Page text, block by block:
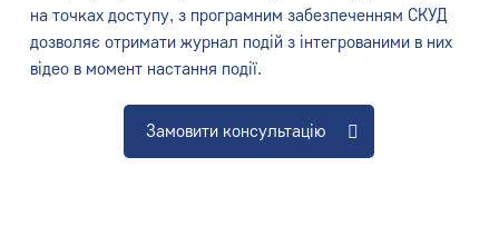
на точках доступу, з програмним забезпеченням СКУД
дозволяє отримати журнал подій з інтегрованими в них
відео в момент настання події.
Замовити консультацію